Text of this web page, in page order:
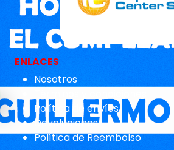
ENLACES
Nosotros
Política de envíos
Devoluciones
Política de Reembolso